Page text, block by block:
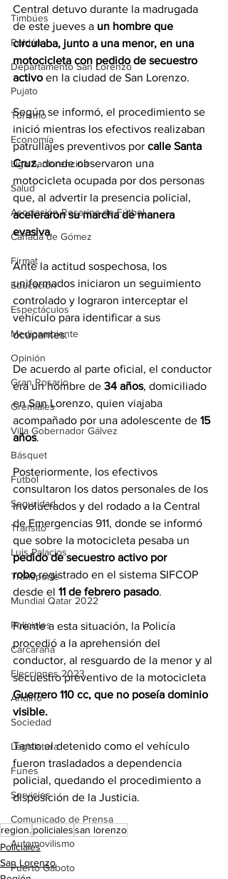
Timbúes
Roldán
Departamento San Lorenzo
Pujato
Turismo
Economía
Liga Sanlorencina
Salud
Asociación Rosarina de Fútbol
Cañada de Gómez
Firmat
Educación
Espectáculos
Medioambiente
Opinión
Gran Rosario
Gremiales
Villa Gobernador Gálvez
Básquet
Fútbol
Seguridad
Tránsito
Luis Palacios
Transporte
Mundial Qatar 2022
Policiales
Carcarañá
Elecciones 2023
Andino
Sociedad
Legislatura
Funes
Servicios
Comunicado de Prensa
Automovilismo
Puerto Gaboto
Central detuvo durante la madrugada
de este jueves a un hombre que
circulaba, junto a una menor, en una
motocicleta con pedido de secuestro
activo en la ciudad de San Lorenzo.
Según se informó, el procedimiento se
inició mientras los efectivos realizaban
patrullajes preventivos por calle Santa
Cruz, donde observaron una
motocicleta ocupada por dos personas
que, al advertir la presencia policial,
aceleraron su marcha de manera
evasiva.
Ante la actitud sospechosa, los
uniformados iniciaron un seguimiento
controlado y lograron interceptar el
vehículo para identificar a sus
ocupantes.
De acuerdo al parte oficial, el conductor
era un hombre de 34 años, domiciliado
en San Lorenzo, quien viajaba
acompañado por una adolescente de 15
años.
Posteriormente, los efectivos
consultaron los datos personales de los
involucrados y del rodado a la Central
de Emergencias 911, donde se informó
que sobre la motocicleta pesaba un
pedido de secuestro activo por
robo registrado en el sistema SIFCOP
desde el 11 de febrero pasado.
Frente a esta situación, la Policía
procedió a la aprehensión del
conductor, al resguardo de la menor y al
secuestro preventivo de la motocicleta
Guerrero 110 cc, que no poseía dominio
visible.
Tanto el detenido como el vehículo
fueron trasladados a dependencia
policial, quedando el procedimiento a
disposición de la Justicia.
region. policialessan lorenzo
Policiales
San Lorenzo